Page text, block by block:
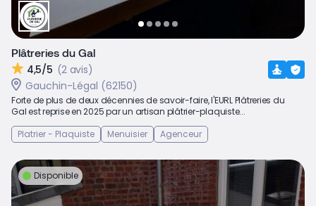
Plâtreries du Gal
4,5/5 (2 avis)
Gauchin-Légal (62150)
Forte de plus de deux décennies de savoir-faire, l'EURL Plâtreries du
Gal est reprise en 2025 par un artisan plâtrier-plaquiste...
Platrier - Plaquiste
Menuisier Agenceur
Disponible